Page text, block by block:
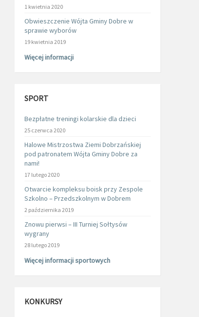
1 kwietnia 2020
Obwieszczenie Wójta Gminy Dobre w
sprawie wyborów
19 kwietnia 2019
Więcej informacji
SPORT
Bezpłatne treningi kolarskie dla dzieci
25 czerwca 2020
Halowe Mistrzostwa Ziemi Dobrzańskiej
pod patronatem Wójta Gminy Dobre za
nami!
17 lutego 2020
Otwarcie kompleksu boisk przy Zespole
Szkolno – Przedszkolnym w Dobrem
2 października 2019
Znowu pierwsi – III Turniej Sołtysów
wygrany
28 lutego 2019
Więcej informacji sportowych
KONKURSY